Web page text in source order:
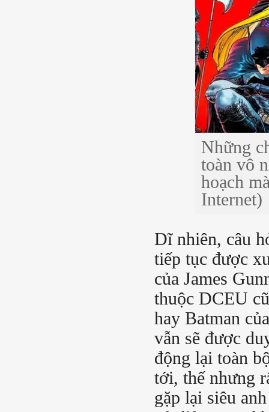
Những
toàn vô
hoạch
Internet)
Dĩ nhiên, câu
tiếp tục được
của James
thuộc DCEU
hay Batman
vẫn sẽ được
động lại toàn
tới, thế nhưng
gặp lại siêu